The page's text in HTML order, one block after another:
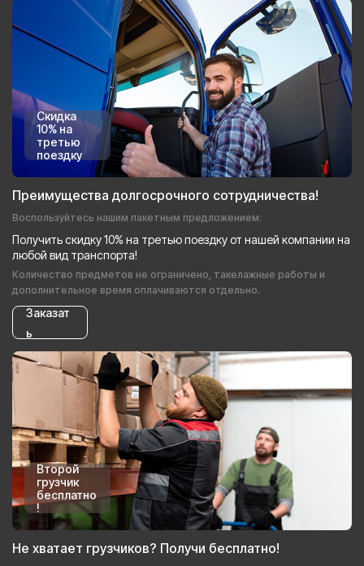
Скидка
10% на
третью
поездку
Преимущества долгосрочного сотрудничества!
Воспользуйтесь нашим пакетным предложением:
Получить скидку 10% на третью поездку от нашей компании на
любой вид транспорта!
Количество предметов не ограничено, такелажные работы и
дополнительное время оплачиваются отдельно.
Заказат
ь
Второй
грузчик
бесплатно
!
Не хватает грузчиков? Получи бесплатно!